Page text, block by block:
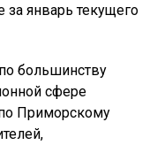
за январь текущего
большинству
сфере
Приморскому